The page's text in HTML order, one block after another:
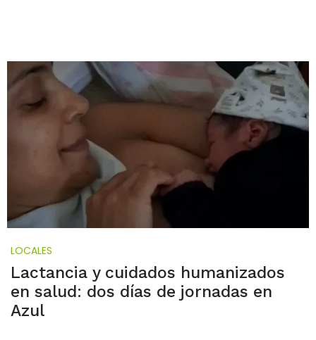
LOCALES
Lactancia y cuidados humanizados
en salud: dos días de jornadas en
Azul